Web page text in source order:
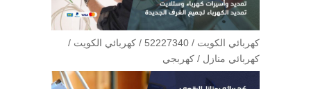
كهربائي الكويت / 52227340 / كهربائي الكويت /
كهربائي منازل / كهربجي